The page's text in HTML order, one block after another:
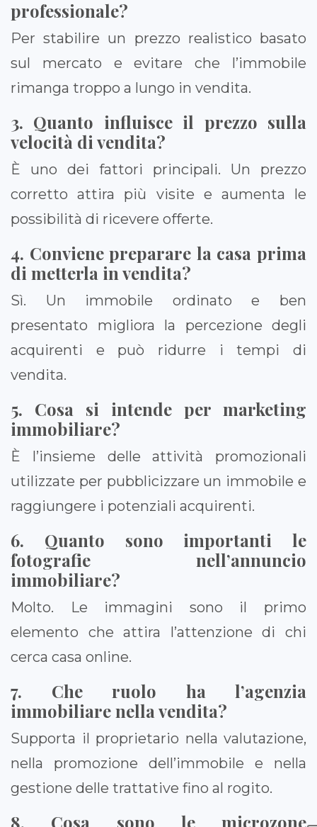
professionale?
Per stabilire un prezzo realistico basato
sul mercato e evitare che l’immobile
rimanga troppo a lungo in vendita.
3. Quanto influisce il prezzo sulla
velocità di vendita?
È uno dei fattori principali. Un prezzo
corretto attira più visite e aumenta le
possibilità di ricevere offerte.
4. Conviene preparare la casa prima
di metterla in vendita?
Sì. Un immobile ordinato e ben
presentato migliora la percezione degli
acquirenti e può ridurre i tempi di
vendita.
5. Cosa si intende per marketing
immobiliare?
È l’insieme delle attività promozionali
utilizzate per pubblicizzare un immobile e
raggiungere i potenziali acquirenti.
6. Quanto sono importanti le
fotografie nell’annuncio
immobiliare?
Molto. Le immagini sono il primo
elemento che attira l’attenzione di chi
cerca casa online.
7. Che ruolo ha l’agenzia
immobiliare nella vendita?
Supporta il proprietario nella valutazione,
nella promozione dell’immobile e nella
gestione delle trattative fino al rogito.
8. Cosa sono le microzone